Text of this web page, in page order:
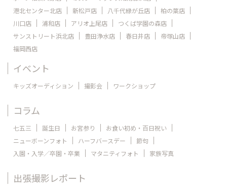
港北センター北店
新松戸店 八千代緑が丘店
柏の葉店
川口店
浦和店 アリオ上尾店
つくば学園の森店
サンストリート浜北店
豊田浄水店 春日井店
帝塚山店
福岡西店
イベント
キッズオーディション 撮影会 ワークショップ
コラム
七五三 誕生日 お宮参り
お食い初め・百日祝い
ニューボーンフォト
ハーフバースデー
節句
入園・入学／卒園・卒業
マタニティフォト 家族写真
出張撮影レポート